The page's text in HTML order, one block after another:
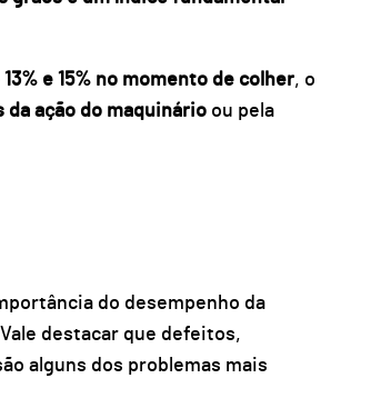
e 15% no momento de colher, o
da ação do maquinário ou pela
do desempenho da
destacar que defeitos,
alguns dos problemas mais